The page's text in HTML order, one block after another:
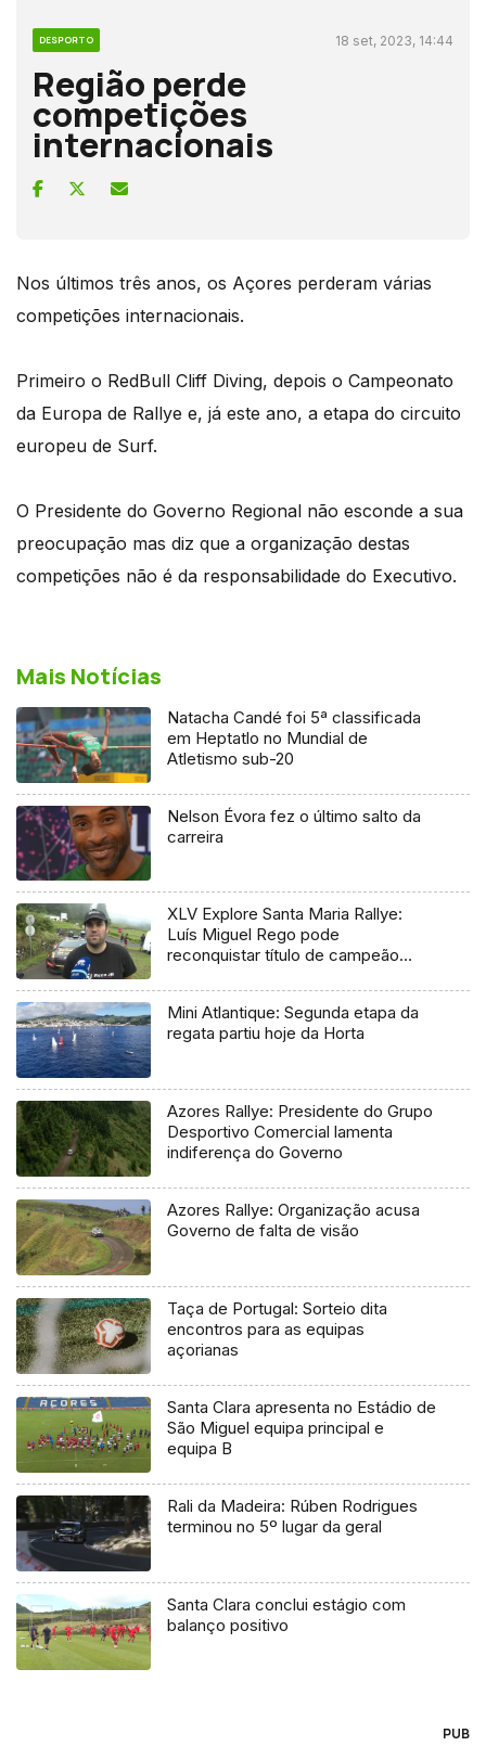
DESPORTO 18 set, 2023, 14:44
Região perde
competições
internacionais
Nos últimos três anos, os Açores perderam várias
competições internacionais.
Primeiro o RedBull Cliff Diving, depois o Campeonato
da Europa de Rallye e, já este ano, a etapa do circuito
europeu de Surf.
O Presidente do Governo Regional não esconde a sua
preocupação mas diz que a organização destas
competições não é da responsabilidade do Executivo.
Mais Notícias
Natacha Candé foi 5ª classificada
em Heptatlo no Mundial de
Atletismo sub-20
Nelson Évora fez o último salto da
carreira
XLV Explore Santa Maria Rallye:
Luís Miguel Rego pode
reconquistar título de campeão
Mini Atlantique: Segunda etapa da
regata partiu hoje da Horta
Azores Rallye: Presidente do Grupo
Desportivo Comercial lamenta
indiferença do Governo
Azores Rallye: Organização acusa
Governo de falta de visão
Taça de Portugal: Sorteio dita
encontros para as equipas
açorianas
Santa Clara apresenta no Estádio de
São Miguel equipa principal e
equipa B
Rali da Madeira: Rúben Rodrigues
terminou no 5º lugar da geral
Santa Clara conclui estágio com
balanço positivo
PUB